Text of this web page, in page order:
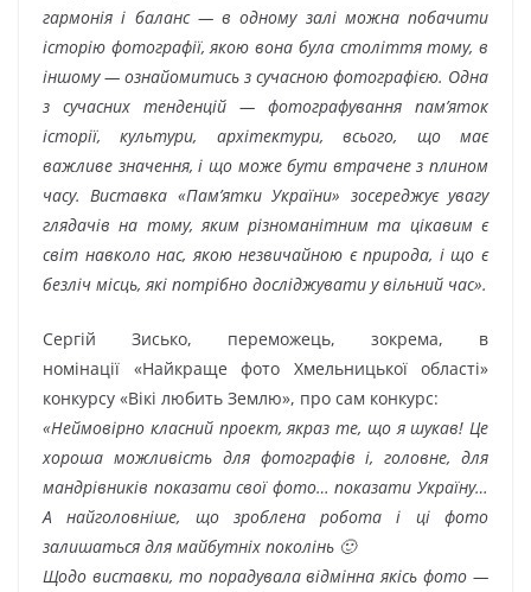
гармонія і баланс — в одному залі можна побачити
історію фотографії, якою вона була століття тому, в
іншому — ознайомитись з сучасною фотографією. Одна
з сучасних тенденцій — фотографування пам’яток
історії, культури, архітектури, всього, що має
важливе значення, і що може бути втрачене з плином
часу. Виставка «Пам’ятки України» зосереджує увагу
глядачів на тому, яким різноманітним та цікавим є
світ навколо нас, якою незвичайною є природа, і що є
безліч місць, які потрібно досліджувати у вільний час».
Сергій Зисько, переможець, зокрема, в
номінації «Найкраще фото Хмельницької області»
конкурсу «Вікі любить Землю», про сам конкурс:
«Неймовірно класний проект, якраз те, що я шукав! Це
хороша можливість для фотографів і, головне, для
мандрівників показати свої фото… показати Україну…
А найголовніше, що зроблена робота і ці фото
залишаться для майбутніх поколінь 🙂
Щодо виставки, то порадувала відмінна якісь фото —